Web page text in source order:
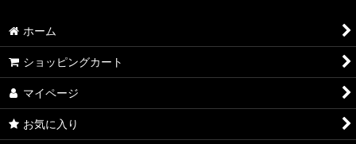
ホーム
ショッピングカート
マイページ
お気に入り